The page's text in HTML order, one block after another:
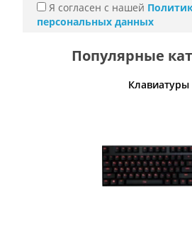
Я согласен с нашей
персональных данных
Популярные
Клавиатуры